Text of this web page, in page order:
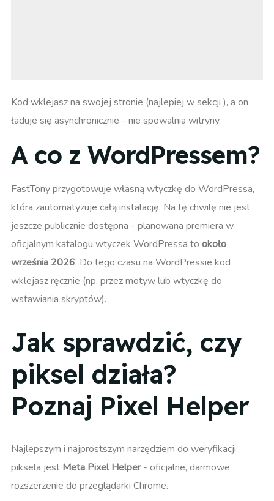
Kod wklejasz na swojej stronie (najlepiej w sekcji ), a on
ładuje się asynchronicznie - nie spowalnia witryny.
A co z WordPressem?
FastTony przygotowuje własną wtyczkę do WordPressa,
która zautomatyzuje całą instalację. Na tę chwilę nie jest
jeszcze publicznie dostępna - planowana premiera w
oficjalnym katalogu wtyczek WordPressa to około
września 2026. Do tego czasu na WordPressie kod
wklejasz ręcznie (np. przez motyw lub wtyczkę do
wstawiania skryptów).
Jak sprawdzić, czy
piksel działa?
Poznaj Pixel Helper
Najlepszym i najprostszym narzędziem do weryfikacji
piksela jest Meta Pixel Helper- oficjalne, darmowe
rozszerzenie do przeglądarki Chrome.